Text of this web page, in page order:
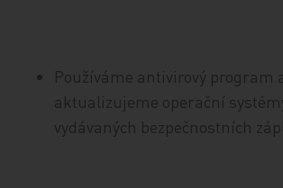
Používáme antivirový program
aktualizujeme operační
vydávaných bezpečnostních